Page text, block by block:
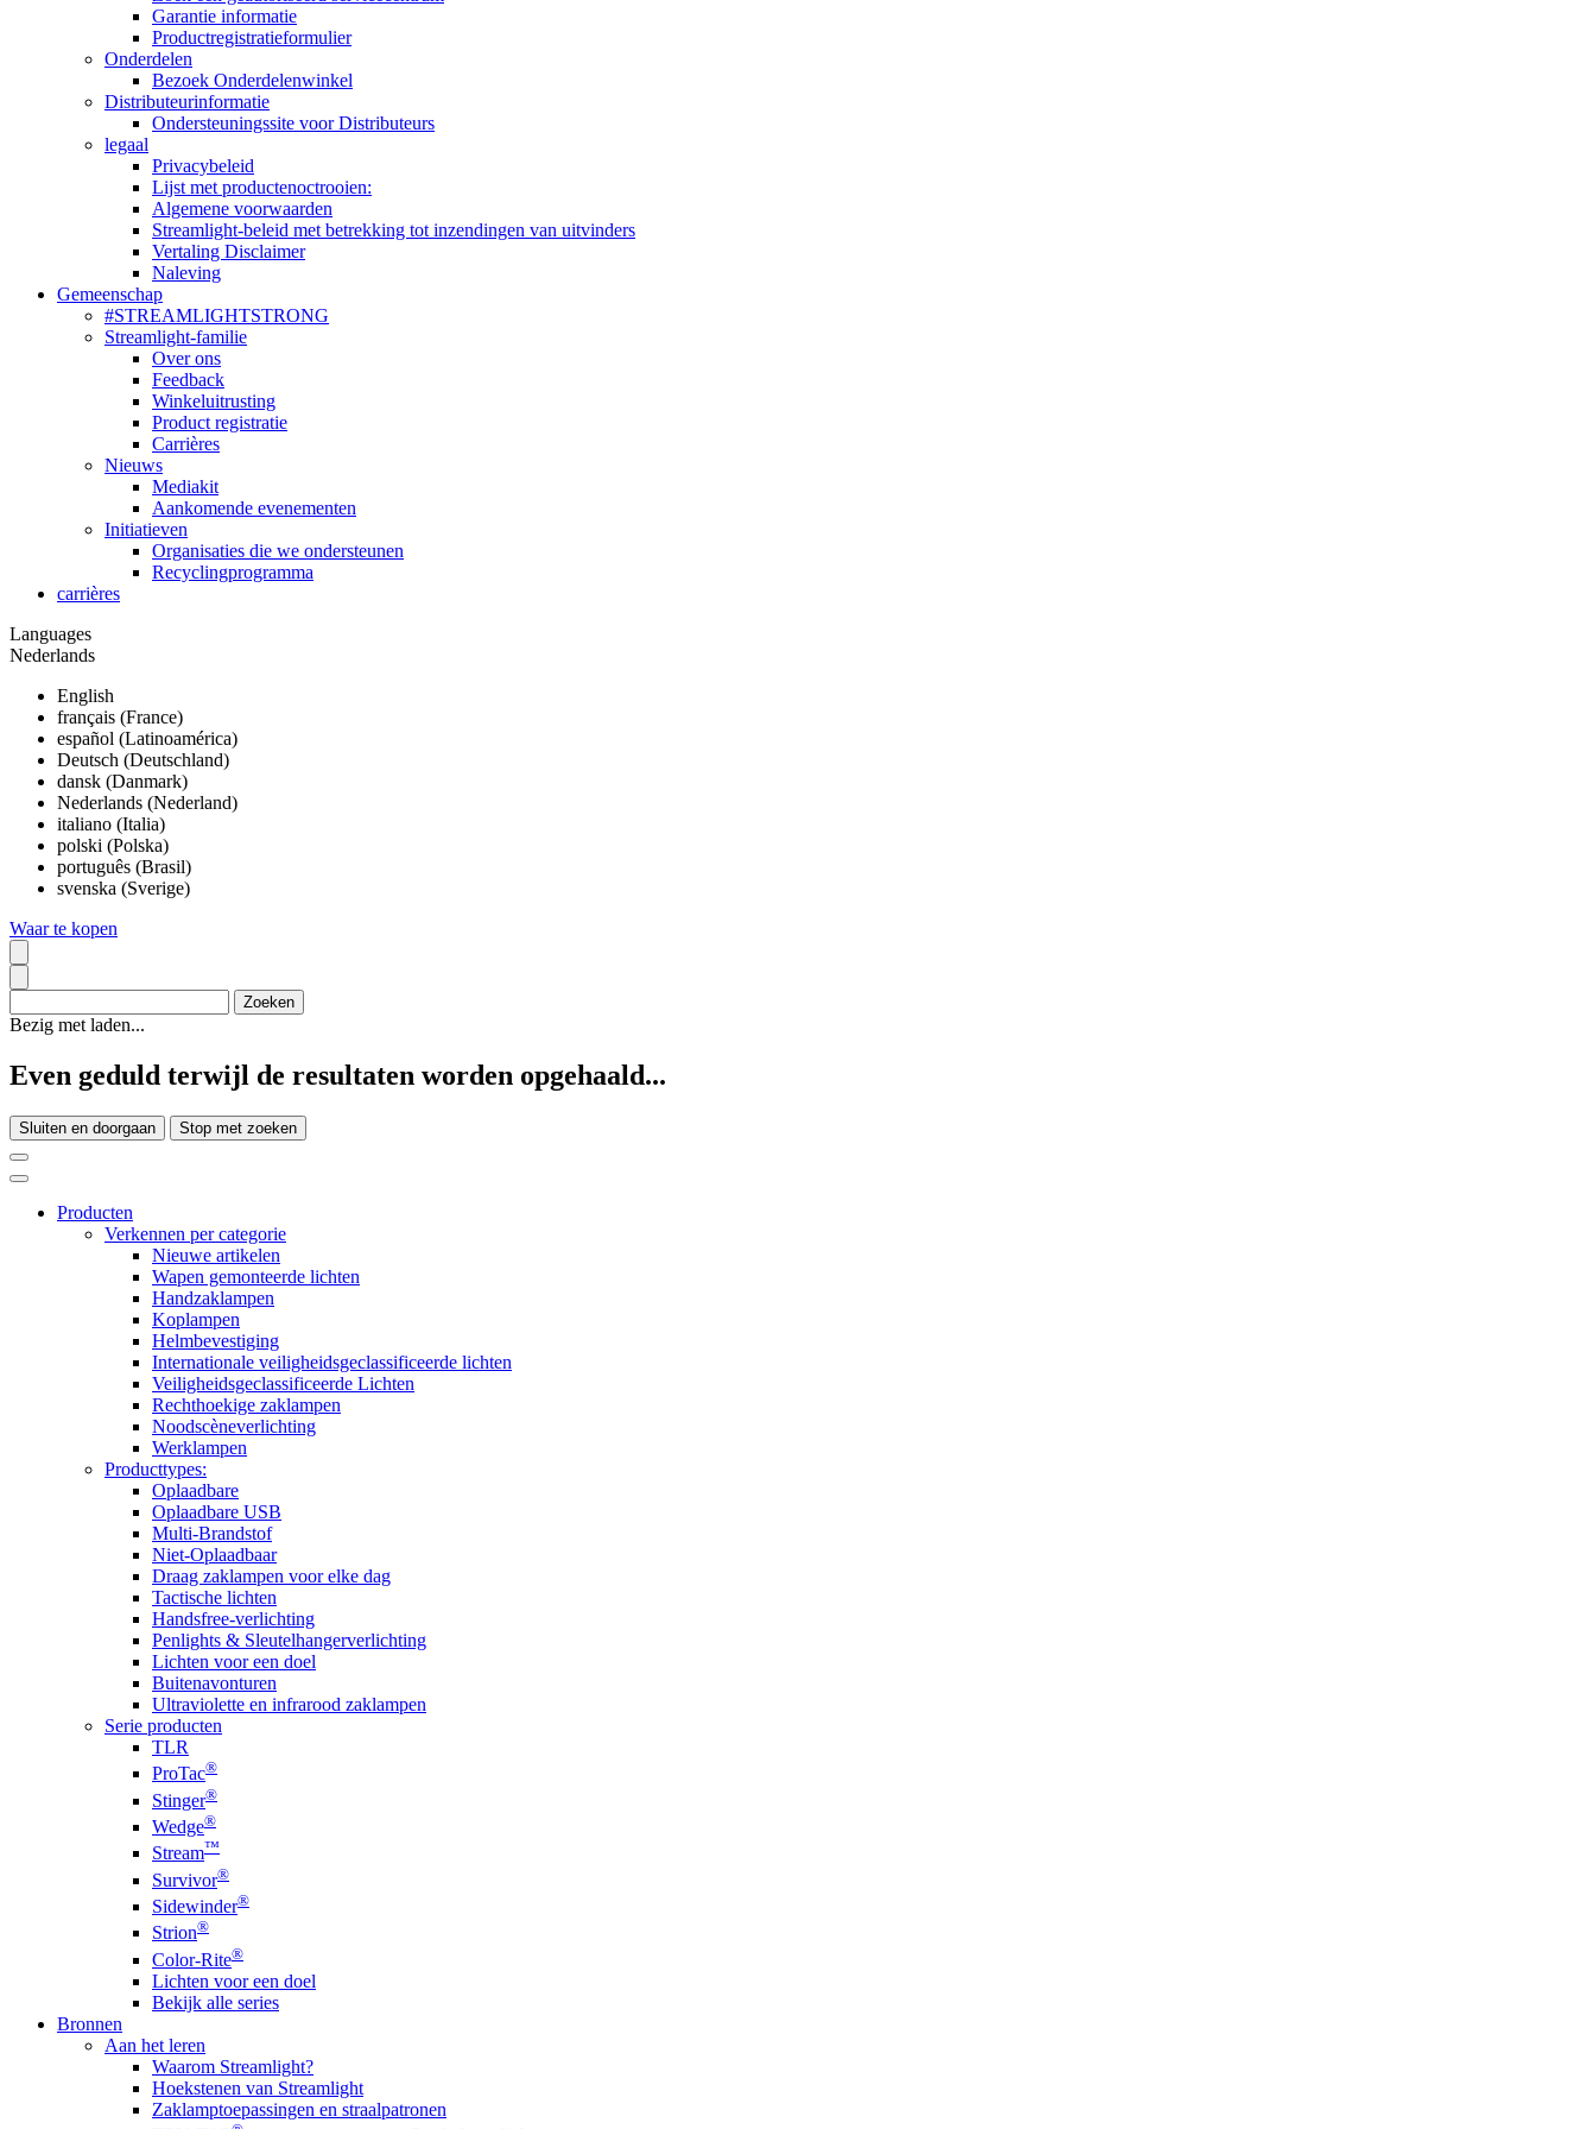
Garantie informatie
Productregistratieformulier
Onderdelen
Bezoek Onderdelenwinkel
Distributeurinformatie
Ondersteuningssite voor Distributeurs
legaal
Privacybeleid
Lijst met productenoctrooien:
Algemene voorwaarden
Streamlight-beleid met betrekking tot inzendingen van uitvinders
Vertaling Disclaimer
Naleving
Gemeenschap
#STREAMLIGHTSTRONG
Streamlight-familie
Over ons
Feedback
Winkeluitrusting
Product registratie
Carrières
Nieuws
Mediakit
Aankomende evenementen
Initiatieven
Organisaties die we ondersteunen
Recyclingprogramma
carrières
Languages
Nederlands
English
français (France)
español (Latinoamérica)
Deutsch (Deutschland)
dansk (Danmark)
Nederlands (Nederland)
italiano (Italia)
polski (Polska)
português (Brasil)
svenska (Sverige)
Waar te kopen
Bezig met laden...
Even geduld terwijl de resultaten worden opgehaald...
Sluiten en doorgaan Stop met zoeken
Producten
Verkennen per categorie
Nieuwe artikelen
Wapen gemonteerde lichten
Handzaklampen
Koplampen
Helmbevestiging
Internationale veiligheidsgeclassificeerde lichten
Veiligheidsgeclassificeerde Lichten
Rechthoekige zaklampen
Noodscèneverlichting
Werklampen
Producttypes:
Oplaadbare
Oplaadbare USB
Multi-Brandstof
Niet-Oplaadbaar
Draag zaklampen voor elke dag
Tactische lichten
Handsfree-verlichting
Penlights & Sleutelhangerverlichting
Lichten voor een doel
Buitenavonturen
Ultraviolette en infrarood zaklampen
Serie producten
TLR
ProTac®
Stinger®
Wedge®
Stream™
Survivor®
Sidewinder®
Strion®
Color-Rite®
Lichten voor een doel
Bekijk alle series
Bronnen
Aan het leren
Waarom Streamlight?
Hoekstenen van Streamlight
Zaklamptoepassingen en straalpatronen